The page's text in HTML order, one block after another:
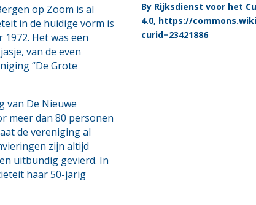
op Zoom is al
in de huidige vorm is
Het was een
van de even
“De Grote
van De Nieuwe
meer dan 80 personen
de vereniging al
zijn altijd
uitbundig gevierd. In
haar 50-jarig
By Rijksdienst voor het
4.0, https://
curid=23421886